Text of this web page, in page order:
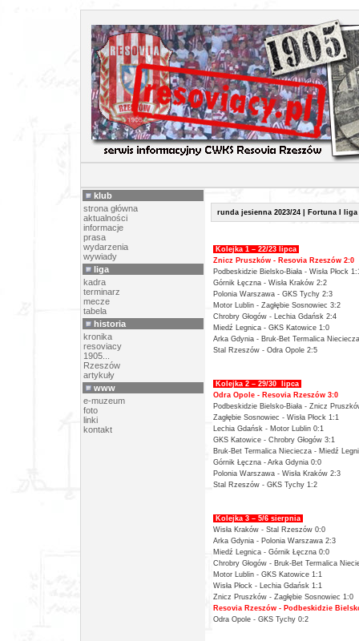
klub
strona główna
aktualności
informacje
prasa
wydarzenia
wywiady
liga
kadra
terminarz
mecze
tabela
historia
kronika
resoviacy
1905...
Rzeszów
artykuły
www
e-muzeum
foto
linki
kontakt
runda jesienna 2023/24 | Fortuna I liga
Kolejka 1 – 22/23 lipca
Znicz Pruszków - Resovia Rzeszów 2:0
Podbeskidzie Bielsko-Biała - Wisła Płock
Górnik Łęczna - Wisła Kraków 2:2
Polonia Warszawa - GKS Tychy 2:3
Motor Lublin - Zagłębie Sosnowiec 3:2
Chrobry Głogów - Lechia Gdańsk 2:4
Miedź Legnica - GKS Katowice 1:0
Arka Gdynia - Bruk-Bet Termalica
Stal Rzeszów - Odra Opole 2:5
Kolejka 2 – 29/30 lipca
Odra Opole - Resovia Rzeszów 3:0
Podbeskidzie Bielsko-Biała - Znicz
Zagłębie Sosnowiec - Wisła Płock 1:1
Lechia Gdańsk - Motor Lublin 0:1
GKS Katowice - Chrobry Głogów 3:1
Bruk-Bet Termalica Nieciecza - Miedź
Górnik Łęczna - Arka Gdynia 0:0
Polonia Warszawa - Wisła Kraków 2:3
Stal Rzeszów - GKS Tychy 1:2
Kolejka 3 – 5/6 sierpnia
Wisła Kraków - Stal Rzeszów 0:0
Arka Gdynia - Polonia Warszawa 2:3
Miedź Legnica - Górnik Łęczna 0:0
Chrobry Głogów - Bruk-Bet Termalica
Motor Lublin - GKS Katowice 1:1
Wisła Płock - Lechia Gdańsk 1:1
Znicz Pruszków - Zagłębie Sosnowiec 1:0
Resovia Rzeszów - Podbeskidzie
Odra Opole - GKS Tychy 0:2